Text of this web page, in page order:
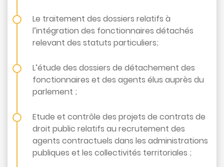
d'offres
Suggestions
nous
Le traitement des dossiers relatifs à
l’intégration des fonctionnaires détachés
relevant des statuts particuliers;
L’étude des dossiers de détachement des
fonctionnaires et des agents élus auprès du
parlement ;
Etude et contrôle des projets de contrats de
droit public relatifs au recrutement des
agents contractuels dans les administrations
publiques et les collectivités territoriales ;